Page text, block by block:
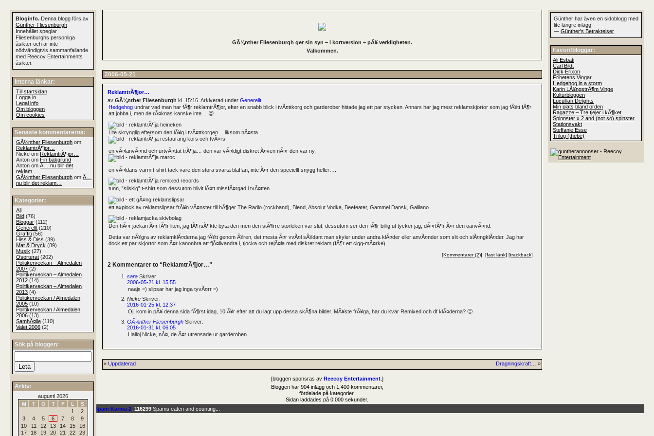
GÃ¼nther Fliesenburgh ger sin syn – i kortversion – pÃ¥ verkligheten.
Välkommen.
2006-05-21
ReklamtrÃ¶jor…
av GÃ¼nther Fliesenburgh kl. 15:16. Arkiverad under Generellt
Hedgehog undrar vad man har fÃ¶r reklamtrÃ¶jor, efter en snabb blick i tvÃ¤ttkorg och garderober hittade jag ett par stycken. Annars har jag mest reklamskjortor som jag fÃ¥tt fÃ¶r
att jobba i, men de rÃ¤knas kanske inte… 😉
Lite skrynglig eftersom den lÃ¥g i tvÃ¤ttkorgen… liksom nÃ¤sta…
en vÃ¤lanvÃ¤nd och urtvÃ¤ttat trÃ¶ja… den var vÃ¤ldigt diskret Ã¤ven nÃ¤r den var ny.
en vÃ¤ldans varm t-shirt tack vare den stora svarta blaffan, inte Ã¤r den speciellt snygg heller….
tunn, ”sliskig” t-shirt som dessutom blivit lÃ¤tt missfÃ¤rgad i tvÃ¤tten…
ett axplock av reklamslipsar frÃ¥n vÃ¤nster till hÃ¶ger The Radio (rockband), Blend, Absolut Vodka, Beefeater, Gammel Dansk, Galliano.
Den hÃ¤r jackan Ã¤r fÃ¶r liten, jag fÃ¶rsÃ¶kte byta den men den stÃ¶rre storleken var slut, dessutom ser den fÃ¶r billig ut tycker jag, dÃ¤rfÃ¶r Ã¤r den oanvÃ¤nd.
Detta var nÃ¥gra av reklamklÃ¤derna jag fÃ¥tt genom Ã¥ren, det mesta Ã¤r vvÃ¤l sÃ¥dant man skyler under andra klÃ¤der eller anvÃ¤nder som slit och slÃ¤ngklÃ¤der. Jag har
dock ett par skjortor som Ã¤r kanonbra att fjÃ¤llvandra i, tjocka och rejÃ¤la med diskret reklam (fÃ¶r ett cigg-mÃ¤rke).
[Kommentarer (2)] [fast länk] [trackback]
2 Kommentarer to “ReklamtrÃ¶jor…”
sara Skriver:
2006-05-21 kl. 15:55
naajs =) slipsar har jag inga tyvÃ¤rr =)
Nicke Skriver:
2016-01-25 kl. 12:37
Oj, kom in pÃ¥ denna sida fÃ¶rst idag, 10 Ã¥r efter att du lagt upp dessa skÃ¶na bilder. MÃ¥ste frÃ¥ga, har du kvar Remixed och df klÃ¤derna? 🙂
GÃ¼nther Fliesenburgh Skriver:
2016-01-31 kl. 06:05
Halloj Nicke, nÃ¤, de Ã¤r utrensade ur garderoben…
« Uppdaterad Dragningskraft… »
[bloggen sponsras av Reecoy Entertainment.]
Bloginfo. Denna blogg förs av
Günther Fliesenburgh
Innehållet speglar
Fliesenburghs personliga
åsikter och är inte
nödvändigtvis sammanfallande
med Reecoy Entertainments
åsikter.
Interna länkar:
Till startsidan
Logga in
Legal info
Om bloggen
Om cookies
Senaste kommentarerna:
GÃ¼nther Fliesenburgh om
ReklamtrÃ¶jor…
Nicke om ReklamtrÃ¶jor…
Anton om Fin bakgrund
Anton om Ã… nu blir det
reklam…
GÃ¼nther Fliesenburgh om Ã…
nu blir det reklam…
Kategorier:
All
Bild (76)
Bloggar (112)
Generellt (210)
Graffiti (56)
Hiss & Diss (39)
Mat & Dryck (89)
Musik (27)
Osorterat (202)
Politikerveckan – Almedalen
2007 (2)
Politikerveckan – Almedalen
2012 (14)
Politikerveckan – Almedalen
2013 (4)
Politikerveckan / Almedalen
2005 (10)
Politikerveckan / Almedalen
2006 (13)
SamhÃ¤lle (110)
Valet 2006 (2)
Sök på bloggen:
Arkiv:
augusti 2026
M
T O T F L
S
1
2
3
4 5 6 7 8
9
10
11 12 13 14 15
16
17
18 19 20 21 22 23
Günther har även en sidoblogg med
lite längre inlägg
— Günther's Betraktelser
Favoritbloggar:
Ali Esbati
Carl Bildt
Dick Erixon
Frihetens Vingar
Hedgehog in a storm
Karin LÃ¥ngstrÃ¶m Vinge
Kulturbloggen
Lucullian Delights
Min plats bland orden
Ragazze – Tre tjejer i kÃ¶ket
Spinnster x 2 and (not so) spinster
Stationsvakt
Steffanie Esse
Trilog (thebe)
Bloggen har 904 inlägg och 1,400 kommentarer,
fördelade på kategorier.
Sidan laddades på 0.000 sekunder.
This blog is protected bydr Dave Spam Karma 2: 116299 Spams eaten and counting...